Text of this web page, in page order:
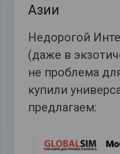
Азии
Недорогой
(даже в
не проблема
купили
предлагаем: